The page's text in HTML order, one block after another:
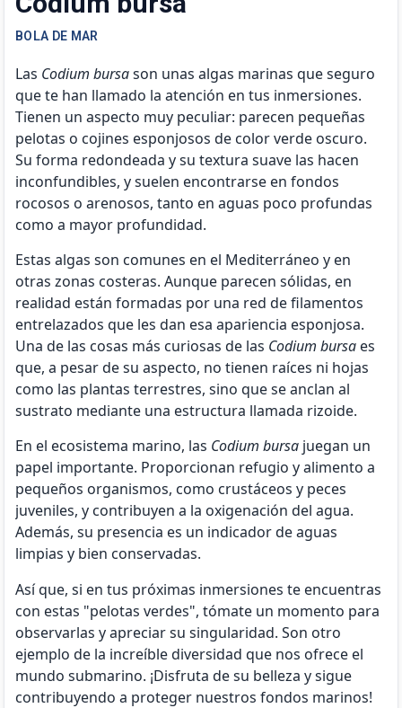
BOLA DE MAR
Las Codium bursason unas algas marinas que seguro
que te han llamado la atención en tus inmersiones.
Tienen un aspecto muy peculiar: parecen pequeñas
pelotas o cojines esponjosos de color verde oscuro.
Su forma redondeada y su textura suave las hacen
inconfundibles, y suelen encontrarse en fondos
rocosos o arenosos, tanto en aguas poco profundas
como a mayor profundidad.
Estas algas son comunes en el Mediterráneo y en
otras zonas costeras. Aunque parecen sólidas, en
realidad están formadas por una red de filamentos
entrelazados que les dan esa apariencia esponjosa.
Una de las cosas más curiosas de las Codium bursa es
que, a pesar de su aspecto, no tienen raíces ni hojas
como las plantas terrestres, sino que se anclan al
sustrato mediante una estructura llamada rizoide.
En el ecosistema marino, las Codium bursa juegan un
papel importante. Proporcionan refugio y alimento a
pequeños organismos, como crustáceos y peces
juveniles, y contribuyen a la oxigenación del agua.
Además, su presencia es un indicador de aguas
limpias y bien conservadas.
Así que, si en tus próximas inmersiones te encuentras
con estas "pelotas verdes", tómate un momento para
observarlas y apreciar su singularidad. Son otro
ejemplo de la increíble diversidad que nos ofrece el
mundo submarino. ¡Disfruta de su belleza y sigue
contribuyendo a proteger nuestros fondos marinos!